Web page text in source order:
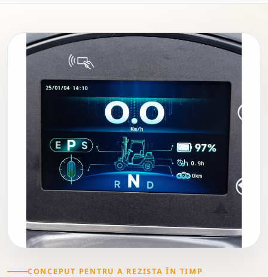
CONCEPUT PENTRU A REZISTA ÎN TIMP